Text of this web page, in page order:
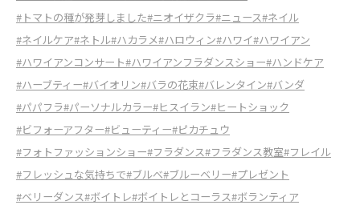
#トマトの種が発芽しました#ニオイザクラ#ニュース#ネイル
#ネイルケア#ネトル#ハカラメ#ハロウィン#ハワイ#ハワイアン
#ハワイアンコンサート#ハワイアンフラダンスショー#ハンドケア
#ハーブティー#バイオリン#バラの花束#バレンタイン#バンダ
#パパフラ#パーソナルカラー#ヒスイラン#ヒートショック
#ビフォーアフター#ビューティー#ピカチュウ
#フォトファッションショー#フラダンス#フラダンス教室#フレイル
#フレッシュな気持ちで#ブルべ#ブルーベリー#プレゼント
#ベリーダンス#ボイトレ#ボイトレとコーラス#ボランティア